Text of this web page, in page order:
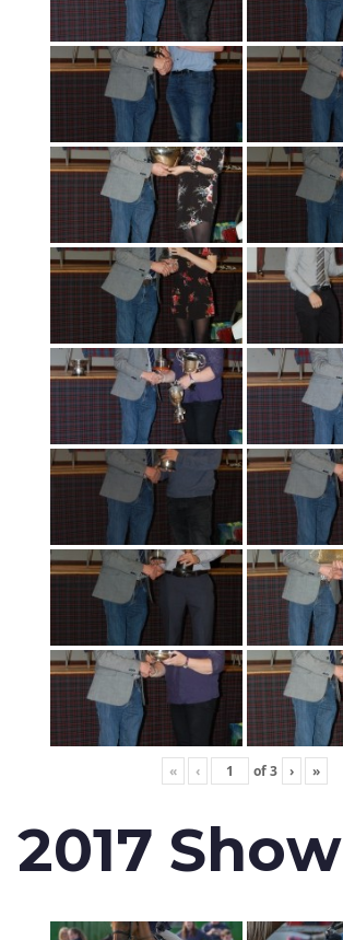
« ‹ of3 › »
2017 Show